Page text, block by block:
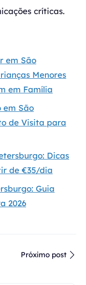
críticas.
em São
Menores
em Família
em São
de Visita para
Dicas
de €35/dia
Guia
2026
Próximo post